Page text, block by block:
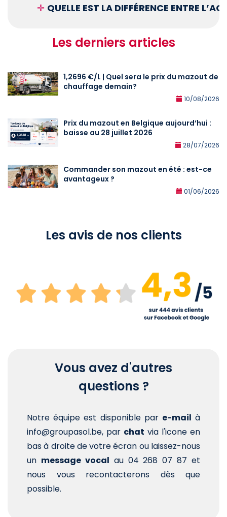
✛ QUELLE EST LA DIFFÉRENCE ENTRE
Les derniers articles
1,2696 €/L | Quel sera le prix du mazout de
chauffage demain?
10/08/2026
Prix du mazout en Belgique aujourd’hui :
baisse au 28 juillet 2026
28/07/2026
Commander son mazout en été : est-ce
avantageux ?
01/06/2026
Les avis de nos clients
Vous avez d'autres
questions ?
Notre équipe est disponible par e-mail à
info@groupasol.be, par chat via l'icone en
bas à droite de votre écran ou laissez-nous
un message vocal au 04 268 07 87 et
nous vous recontacterons dès que
possible.